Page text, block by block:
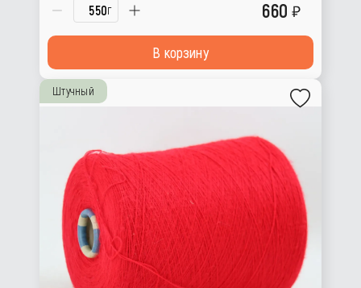
г 660
В корзину
Штучный